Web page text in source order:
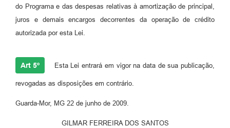
do Programa e das despesas relativas à amortização de principal,
juros e demais encargos decorrentes da operação de crédito
autorizada por esta Lei.
Art 5º Esta Lei entrará em vigor na data de sua publicação,
revogadas as disposições em contrário.
Guarda-Mor, MG 22 de junho de 2009.
GILMAR FERREIRA DOS SANTOS